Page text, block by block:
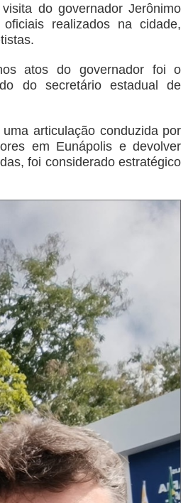
do governador Jerônimo
realizados na cidade,
atos do governador foi o
do secretário estadual de
articulação conduzida por
em Eunápolis e devolver
foi considerado estratégico